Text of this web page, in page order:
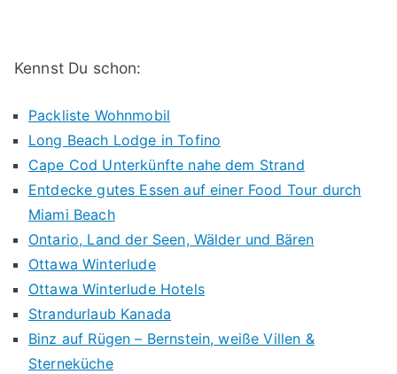
Kennst Du schon:
Packliste Wohnmobil
Long Beach Lodge in Tofino
Cape Cod Unterkünfte nahe dem Strand
Entdecke gutes Essen auf einer Food Tour durch
Miami Beach
Ontario, Land der Seen, Wälder und Bären
Ottawa Winterlude
Ottawa Winterlude Hotels
Strandurlaub Kanada
Binz auf Rügen – Bernstein, weiße Villen &
Sterneküche